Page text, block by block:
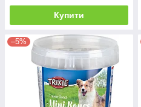
Купити
–5%